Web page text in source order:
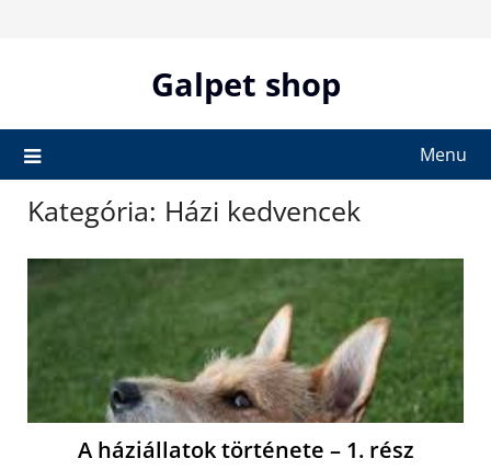
Galpet shop
Menu
Kategória: Házi kedvencek
A háziállatok története – 1. rész